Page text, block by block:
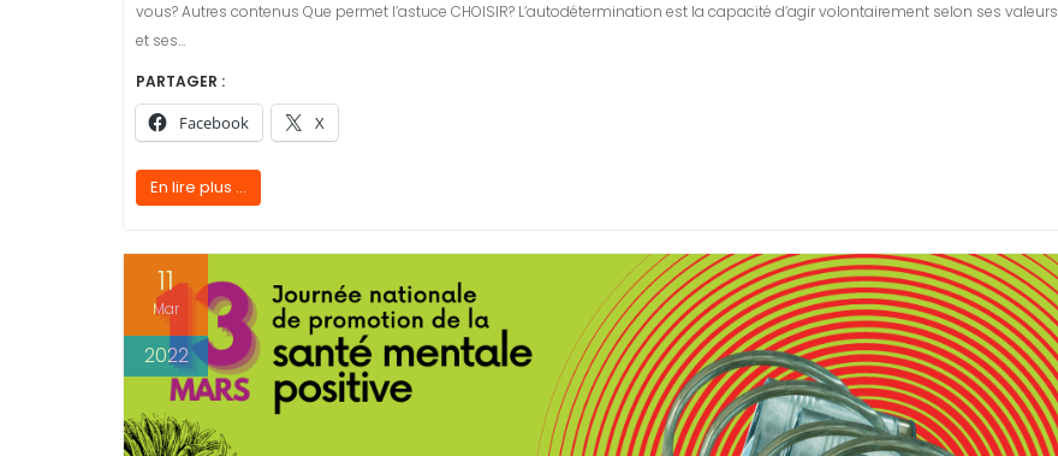
vous? Autres contenus Que permet l’astuce CHOISIR? L’autodétermination est la capacité d’agir volontairement selon ses valeurs
et ses…
PARTAGER :
Facebook X
En lire plus ...
11
Mar
2022